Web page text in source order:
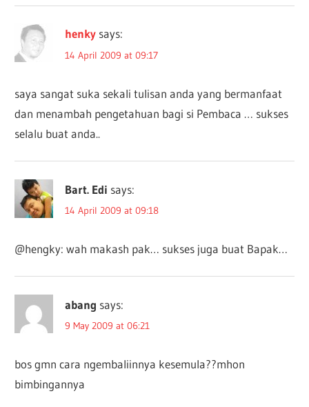
henky says:
14 April 2009 at 09:17
saya sangat suka sekali tulisan anda yang bermanfaat
dan menambah pengetahuan bagi si Pembaca … sukses
selalu buat anda..
Bart. Edi says:
14 April 2009 at 09:18
@hengky: wah makash pak… sukses juga buat Bapak…
abang says:
9 May 2009 at 06:21
bos gmn cara ngembaliinnya kesemula??mhon
bimbingannya